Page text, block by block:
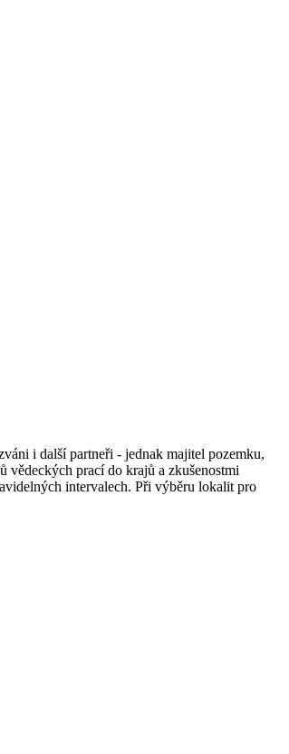
i další partneři - jednak majitel pozemku,
vědeckých prací do krajů a zkušenostmi
intervalech. Při výběru lokalit pro